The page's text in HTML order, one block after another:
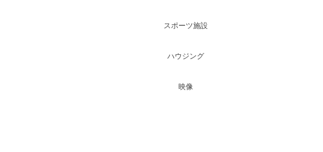
スポーツ施設
ハウジング
映像